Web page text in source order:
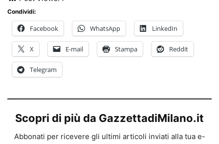
Condividi:
Facebook WhatsApp LinkedIn
X E-mail Stampa Reddit
Telegram
Scopri di più da GazzettadiMilano.it
Abbonati per ricevere gli ultimi articoli inviati alla tua e-